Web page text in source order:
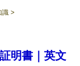
識 >
明書｜英文